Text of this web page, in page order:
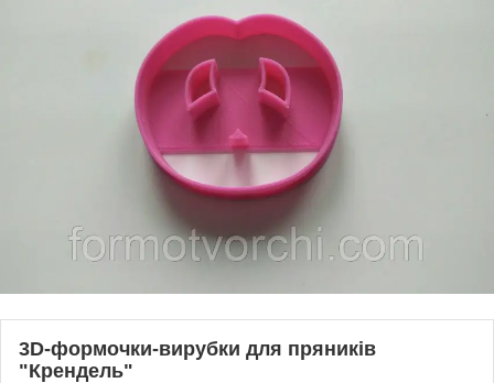
3D-формочки-вирубки для пряників
"Крендель"